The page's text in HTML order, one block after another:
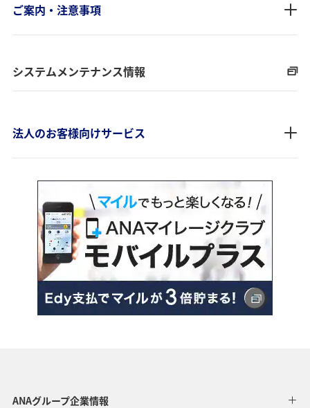
ご案内・注意事項
システムメンテナンス情報
法人のお客様向けサービス
ANAグループ企業情報